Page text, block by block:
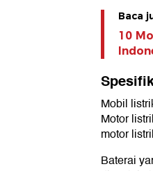
Baca
10
Mobil
Motor
motor
Baterai